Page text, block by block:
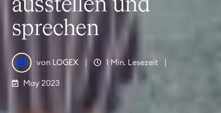
ausstellen und
sprechen
von LOGEX 1 Min. Lesezeit
May 2023